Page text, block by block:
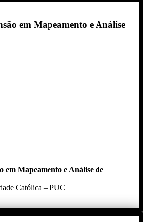
em Mapeamento e Análise
em Mapeamento e Análise de
Católica – PUC